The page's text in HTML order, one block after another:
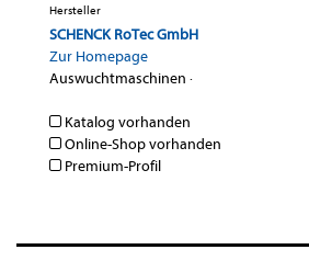
Hersteller
SCHENCK RoTec GmbH
Zur Homepage
Auswuchtmaschinen ·
Katalog vorhanden
Online-Shop vorhanden
Premium-Profil